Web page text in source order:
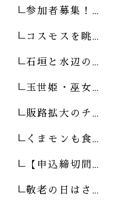
参加者募集！…
コスモスを眺…
石垣と水辺の…
玉世姫・巫女…
販路拡大のチ…
くまモンも食…
【申込締切間…
敬老の日はさ…